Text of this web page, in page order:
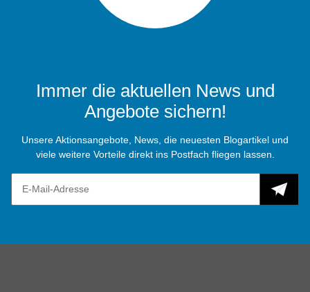
Immer die aktuellen News und
Angebote sichern!
Unsere Aktionsangebote, News, die neuesten Blogartikel und
viele weitere Vorteile direkt ins Postfach fliegen lassen.